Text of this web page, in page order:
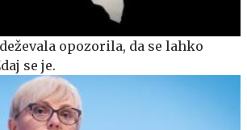
opozorila, da se lahko
se je.